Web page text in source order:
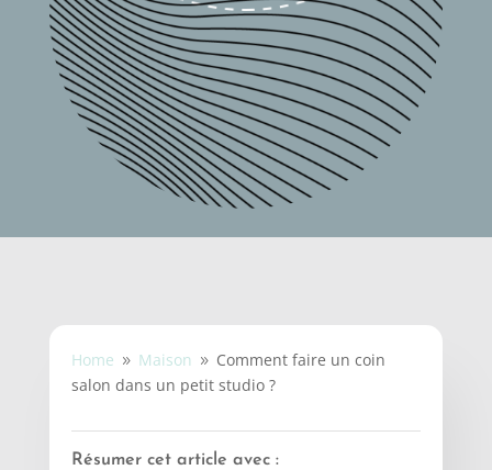
Home 9 Maison 9 Comment faire un coin
salon dans un petit studio ?
Résumer cet article avec :